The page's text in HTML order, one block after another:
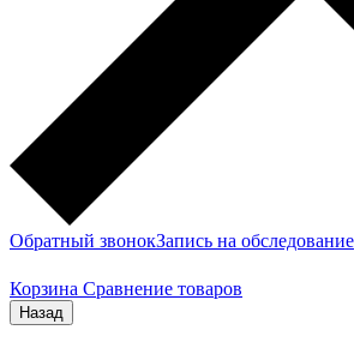
Обратный звонокЗапись на обследование
Корзина Сравнение товаров
Назад